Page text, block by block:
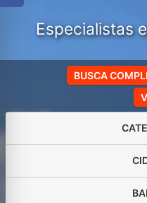
Especialistas
BUSCA